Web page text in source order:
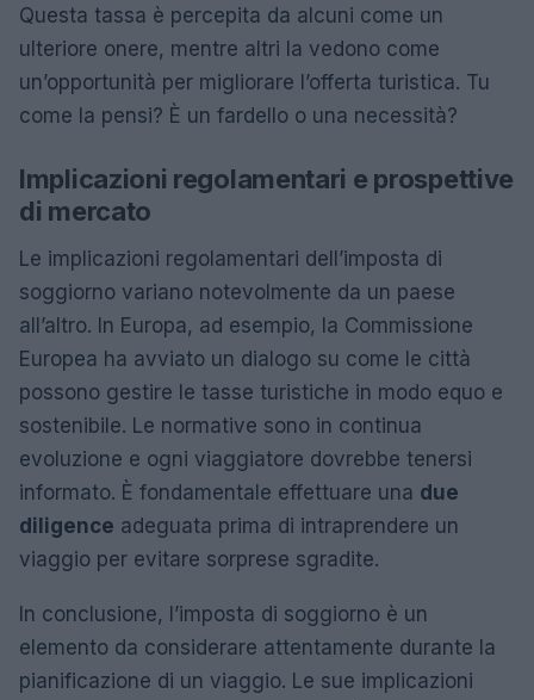
Questa tassa è percepita da alcuni come un
ulteriore onere, mentre altri la vedono come
un’opportunità per migliorare l’offerta turistica. Tu
come la pensi? È un fardello o una necessità?
Implicazioni regolamentari e prospettive
di mercato
Le implicazioni regolamentari dell’imposta di
soggiorno variano notevolmente da un paese
all’altro. In Europa, ad esempio, la Commissione
Europea ha avviato un dialogo su come le città
possono gestire le tasse turistiche in modo equo e
sostenibile. Le normative sono in continua
evoluzione e ogni viaggiatore dovrebbe tenersi
informato. È fondamentale effettuare una due
diligence adeguata prima di intraprendere un
viaggio per evitare sorprese sgradite.
In conclusione, l’imposta di soggiorno è un
elemento da considerare attentamente durante la
pianificazione di un viaggio. Le sue implicazioni